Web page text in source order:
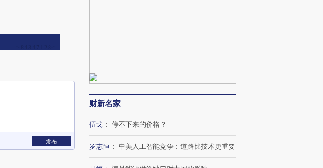
发布
财新名家
伍戈 ： 停不下来的价格？
罗志恒 ： 中美人工智能竞争：道路比技术更重要